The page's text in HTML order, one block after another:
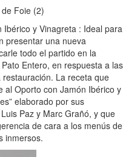
y Vinagreta : Ideal para
presentar una nueva
todo el partido en la
Entero, en respuesta a las
La receta que
al Oporto con Jamón Ibérico y
elaborado por sus
Paz y Marc Grañó, y que
de cara a los menús de
inmersos.